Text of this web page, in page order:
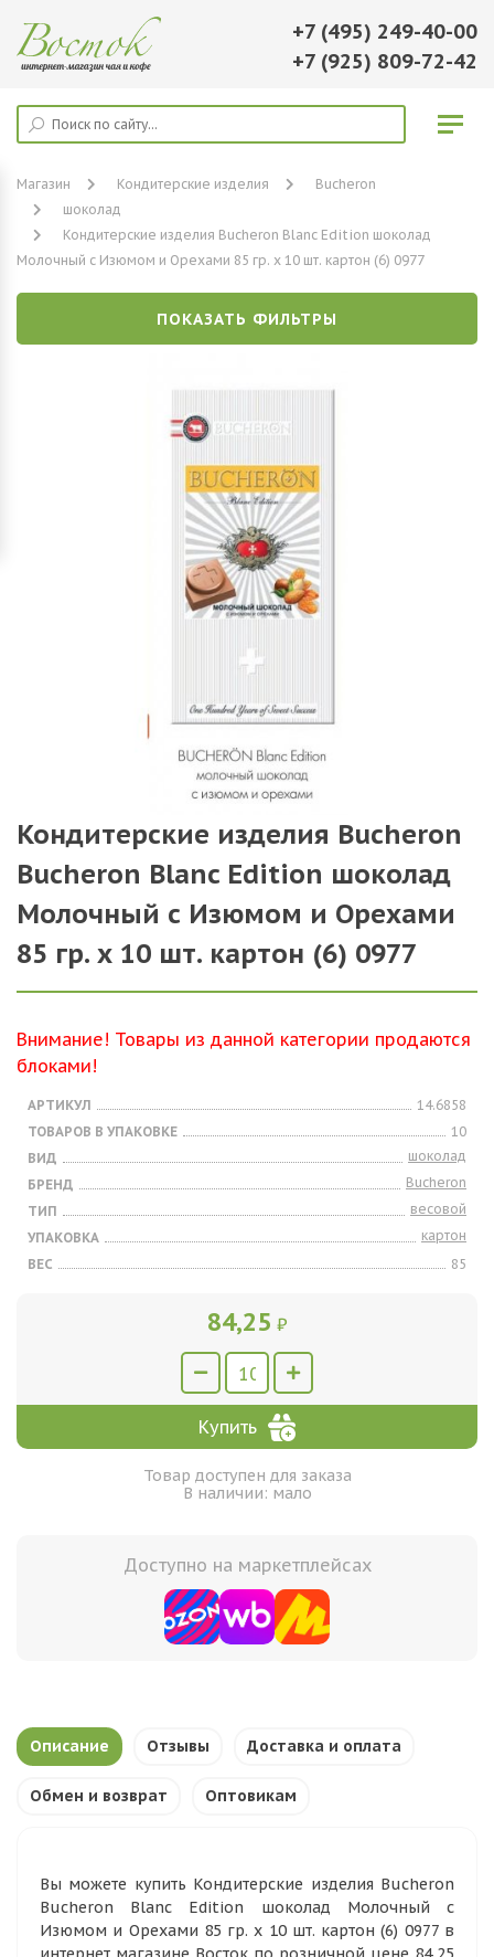
+7 (495) 249-40-00
+7 (925) 809-72-42
Магазин Кондитерские изделия
Bucheron
шоколад
Кондитерские изделия Bucheron Blanc Edition шоколад
Молочный с Изюмом и Орехами 85 гр. х 10 шт. картон (6) 0977
ПОКАЗАТЬ ФИЛЬТРЫ
Кондитерские изделия Bucheron
Bucheron Blanc Edition шоколад
Молочный с Изюмом и Орехами
85 гр. х 10 шт. картон (6) 0977
Внимание! Товары из данной категории продаются
блоками!
АРТИКУЛ
14.6858
ТОВАРОВ В УПАКОВКЕ
10
ВИД
шоколад
БРЕНД
Bucheron
ТИП
весовой
УПАКОВКА
картон
ВЕС
85
84,25 ₽
Купить
Товар доступен для заказа
В наличии: мало
Доступно на маркетплейсах
Описание Отзывы Доставка и оплата
Обмен и возврат Оптовикам
Вы можете купить Кондитерские изделия Bucheron
Bucheron Blanc Edition шоколад Молочный с
Изюмом и Орехами 85 гр. х 10 шт. картон (6) 0977 в